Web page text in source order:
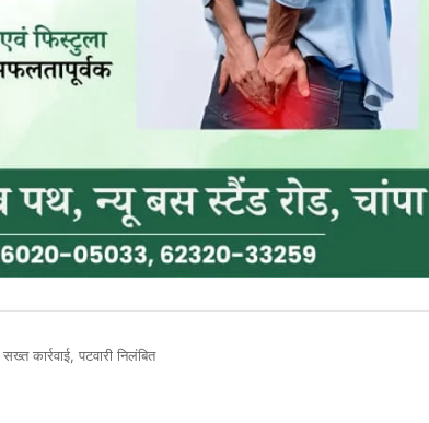
कार्रवाई, पटवारी निलंबित